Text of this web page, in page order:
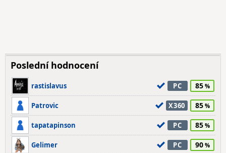
Poslední hodnocení
rastislavus PC 85
Patrovic X360 85
tapatapinson PC 85
Gelimer PC 90